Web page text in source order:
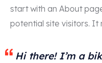
start with an About
potential site visitors. It
Hi there! I’m a